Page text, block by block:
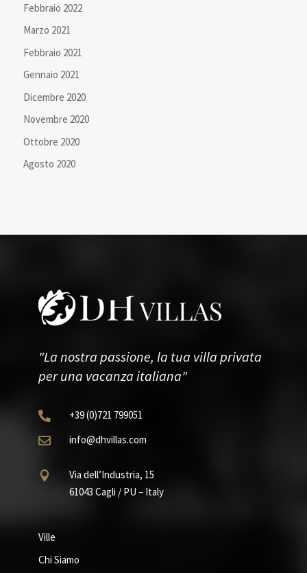
Febbraio 2022
Marzo 2021
Febbraio 2021
Gennaio 2021
Dicembre 2020
Novembre 2020
Ottobre 2020
Agosto 2020
"La nostra passione, la tua villa privata
per una vacanza italiana"
 +39(0)721 799051
 info@dhvillas.com

Via dell’Industria, 15
61043 Cagli / PU – Italy
Ville
Chi Siamo